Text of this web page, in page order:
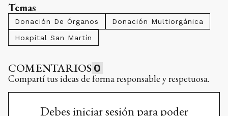
Temas
Donación De Órganos
Donación Multiorgánica
Hospital San Martín
COMENTARIOS 0
Compartí tus ideas de forma responsable y respetuosa.
Debes iniciar sesión para poder